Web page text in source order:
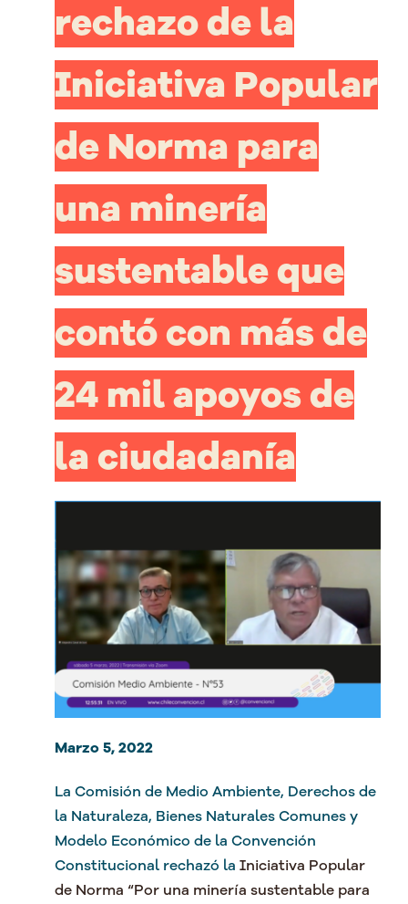
rechazo de la
Iniciativa Popular
de Norma para
una minería
sustentable que
contó con más de
24 mil apoyos de
la ciudadanía
Marzo 5, 2022
La Comisión de Medio Ambiente, Derechos de
la Naturaleza, Bienes Naturales Comunes y
Modelo Económico de la Convención
Constitucional rechazó la Iniciativa Popular
de Norma “Por una minería sustentable para